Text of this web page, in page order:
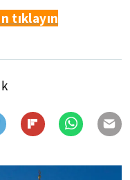
tıklayın